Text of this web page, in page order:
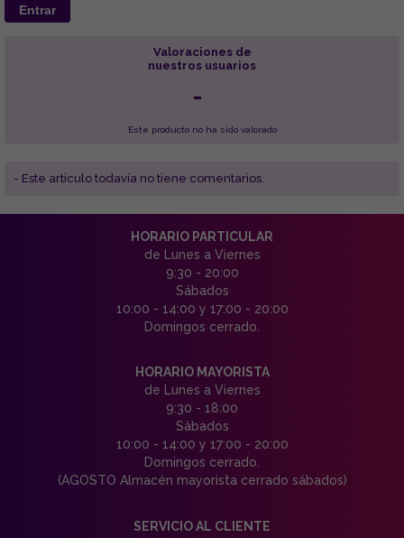
Entrar
Valoraciones de
nuestros usuarios
-
Este producto no ha sido valorado
- Este articulo todavía no tiene comentarios.
HORARIO PARTICULAR
de Lunes a Viernes
9:30 - 20:00
Sábados
10:00 - 14:00 y 17:00 - 20:00
Domingos cerrado.
HORARIO MAYORISTA
de Lunes a Viernes
9:30 - 18:00
Sábados
10:00 - 14:00 y 17:00 - 20:00
Domingos cerrado.
(AGOSTO Almacén mayorista cerrado sábados)
SERVICIO AL CLIENTE